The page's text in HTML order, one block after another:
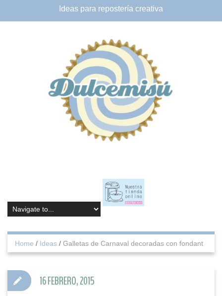
Ideas para repostería creativa
Home / Ideas / Galletas de Carnaval decoradas con fondant
16 FEBRERO, 2015